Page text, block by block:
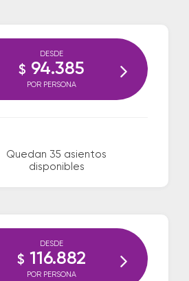
Quedan 35 asientos
disponibles
DESDE
$ 94.385
POR PERSONA
DESDE
$ 116.882
POR PERSONA